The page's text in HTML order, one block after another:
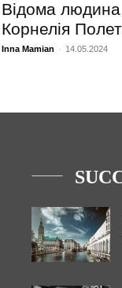
Відома
Корнелія
Inna Mamian - 14.05.2024